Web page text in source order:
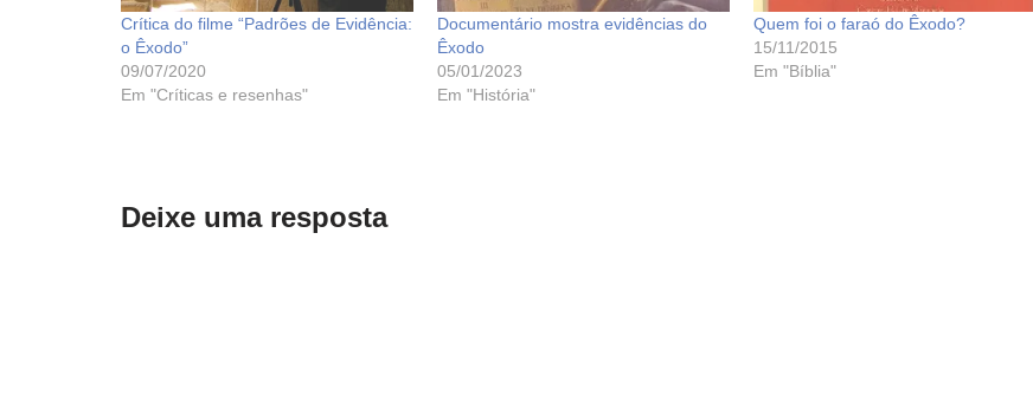
Crítica do filme “Padrões de Evidência:
o Êxodo”
09/07/2020
Em "Críticas e resenhas"
Documentário mostra evidências do
Êxodo
05/01/2023
Em "História"
Quem foi o faraó do Êxodo?
15/11/2015
Em "Bíblia"
Deixe uma resposta